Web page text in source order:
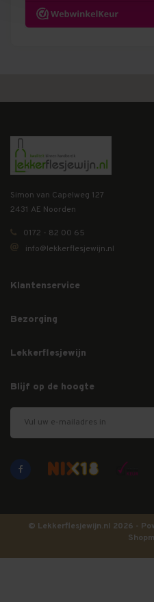
Simon van Capelweg 127
2431 AE Noorden
0172 - 82 00 65
info@lekkerflesjewijn.nl
Klantenservice
Bezorging
Lekkerflesjewijn
Blijf op de hoogte
© Lekkerflesjewijn.nl 2026 -